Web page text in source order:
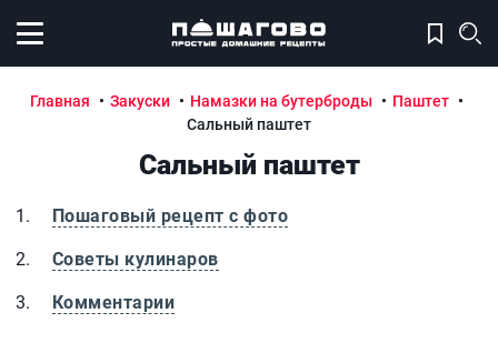
Открыть меню
Главная Закуски Намазки на бутерброды
Паштет
Сальный паштет
Сальный паштет
Пошаговый рецепт с фото
Советы кулинаров
Комментарии